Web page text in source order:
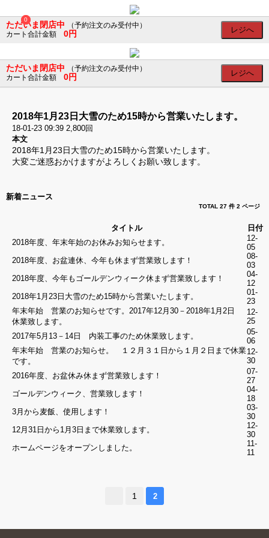
0 ×
員
ロ
グ
ログイン
SNS
の
ウ
ロ
イ
ン
Facebook
Google
LINE
ス
ト
文
会
ただいま閉店中
（予約注文のみ受付中）
カート合計金額 0円 レジへ
0 ×
ただいま閉店中
（予約注文のみ受付中）
カート合計金額 0円 レジへ
2018年1月23日大雪のため15時から営業いたします。
18-01-23 09:39 2,800回
本文
2018年1月23日大雪のため15時から営業いたします。
大変ご迷惑おかけますがよろしくお願い致します。
新着ニュース
TOTAL 27 件 2 ページ
タイトル
日付
2018年度、年末年始のお休みお知らせます。
12-
05
2018年度、お盆連休、今年も休まず営業致します！
08-
03
2018年度、今年もゴールデンウィーク休まず営業致します！
04-
12
2018年1月23日大雪のため15時から営業いたします。
01-
23
年末年始 営業のお知らせです。2017年12月30－2018年1月2日
休業致します。
12-
25
2017年5月13－14日 内装工事のため休業致します。
05-
06
年末年始 営業のお知らせ。 １２月３１日から１月２日まで休業
です。
12-
30
2016年度、お盆休み休まず営業致します！
07-
27
ゴールデンウィーク、営業致します！
04-
18
3月から麦飯、使用します！
03-
30
12月31日から1月3日まで休業致します。
12-
30
ホームページをオープンしました。
11-
11
1 2